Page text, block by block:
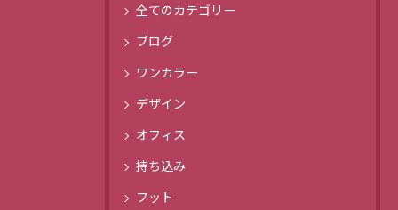
全てのカテゴリー
ブログ
ワンカラー
デザイン
オフィス
持ち込み
フット